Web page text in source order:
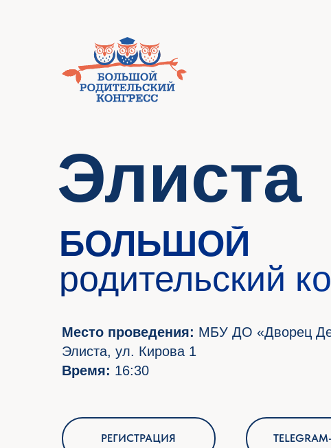
родительский
Элиста
Место проведения:
МБУ ДО «Дворец Детского
Время:16:30